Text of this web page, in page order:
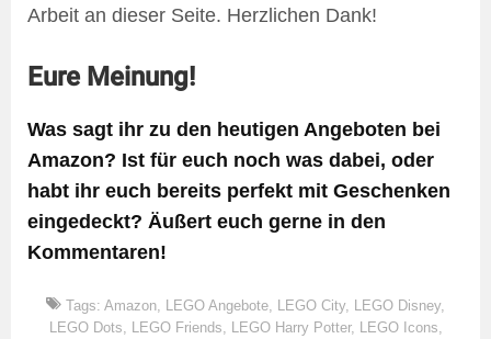
Arbeit an dieser Seite. Herzlichen Dank!
Eure Meinung!
Was sagt ihr zu den heutigen Angeboten bei
Amazon? Ist für euch noch was dabei, oder
habt ihr euch bereits perfekt mit Geschenken
eingedeckt? Äußert euch gerne in den
Kommentaren!
Tags: Amazon LEGO Angebote LEGO City, LEGO Disney,
LEGO Dots
LEGO Friends LEGO Harry Potter, LEGO Icons